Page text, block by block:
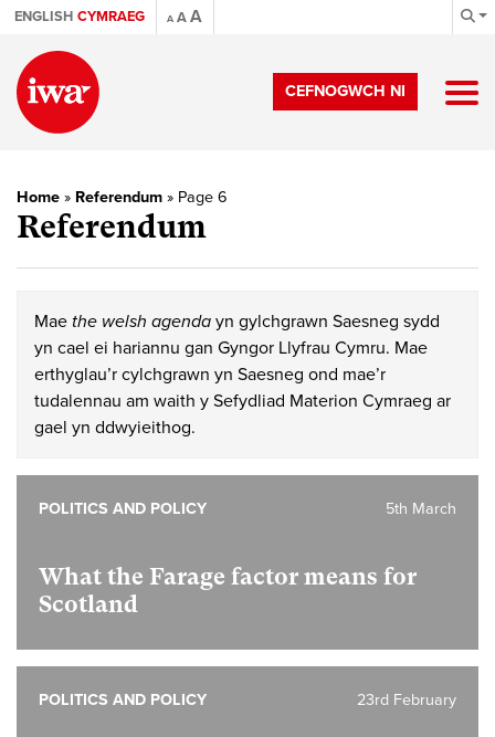
ENGLISH CYMRAEG A AA
CEFNOGWCH NI
Home » Referendum » Page 6
Referendum
Mae the welsh agenda yn gylchgrawn Saesneg sydd
yn cael ei hariannu gan Gyngor Llyfrau Cymru. Mae
erthyglau’r cylchgrawn yn Saesneg ond mae’r
tudalennau am waith y Sefydliad Materion Cymraeg ar
gael yn ddwyieithog.
What the Farage factor means for
Scotland
5th March
POLITICS AND POLICY
23rd February
POLITICS AND POLICY